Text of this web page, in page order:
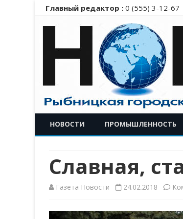
Главный редактор : 0 (555) 3-
НОВОСТИ ПРОМЫШЛЕННОСТЬ
Славная,
Газета Новости 24.02.2018